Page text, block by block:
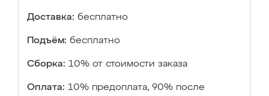
Доставка: бесплатно
Подъём: бесплатно
Сборка: 10% от стоимости заказа
Оплата: 10% предоплата, 90% после